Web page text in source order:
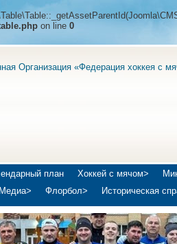
on line 0
Организация «Федерация хоккея с
план Хоккей с мячом>
Медиа> Флорбол> Историческая